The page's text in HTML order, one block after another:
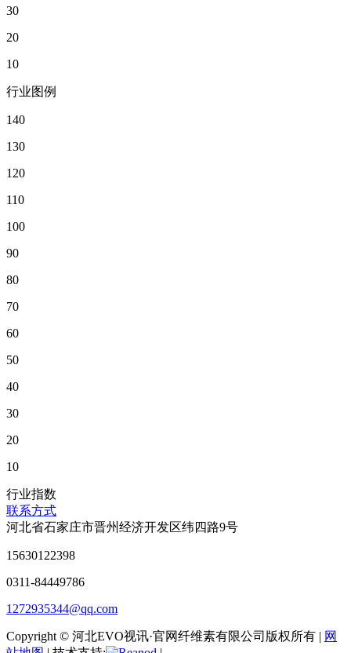
30
20
10
行业图例
140
130
120
110
100
90
80
70
60
50
40
30
20
10
行业指数
联系方式
河北省石家庄市晋州经济开发区纬四路9号
15630122398
0311-84449786
1272935344@qq.com
Copyright © 河北EVO视讯·官网纤维素有限公司版权所有 | 网